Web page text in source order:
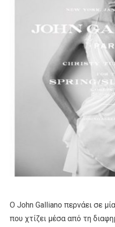
Ο John Galliano περνάει σε
που χτίζει μέσα από τη